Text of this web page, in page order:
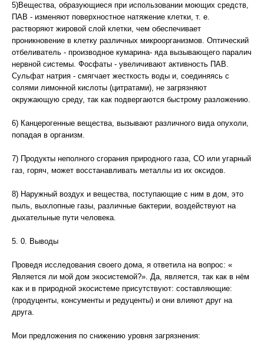
5)Вещества, образующиеся при использовании моющих средств,
ПАВ - изменяют поверхностное натяжение клетки, т. е.
растворяют жировой слой клетки, чем обеспечивает
проникновение в клетку различных микроорганизмов. Оптический
отбеливатель - производное кумарина- яда вызывающего паралич
нервной системы. Фосфаты - увеличивают активность ПАВ.
Сульфат натрия - смягчает жесткость воды и, соединяясь с
солями лимонной кислоты (цитратами), не загрязняют
окружающую среду, так как подвергаются быстрому разложению.
6) Канцерогенные вещества, вызывают различного вида опухоли,
попадая в организм.
7) Продукты неполного сгорания природного газа, СО или угарный
газ, горяч, может восстанавливать металлы из их оксидов.
8) Наружный воздух и вещества, поступающие с ним в дом, это
пыль, выхлопные газы, различные бактерии, воздействуют на
дыхательные пути человека.
5. 0. Выводы
Проведя исследования своего дома, я ответила на вопрос: «
Является ли мой дом экосистемой?». Да, является, так как в нём
как и в природной экосистеме присутствуют: составляющие:
(продуценты, консументы и редуценты) и они влияют друг на
друга.
Мои предложения по снижению уровня загрязнения: